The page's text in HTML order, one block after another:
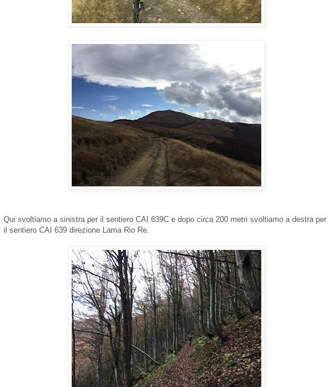
Qui svoltiamo a sinistra per il sentiero CAI 639C e dopo circa 200 metri svoltiamo a destra per
il sentiero CAI 639 direzione Lama Rio Re.